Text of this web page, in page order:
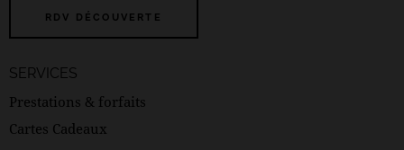
RDV DÉCOUVERTE
SERVICES
Prestations & forfaits
Cartes Cadeaux